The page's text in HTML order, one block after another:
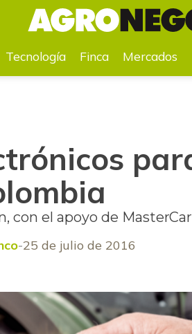
Tecnología Finca Mercados
con el apoyo de
25 de julio de 2016